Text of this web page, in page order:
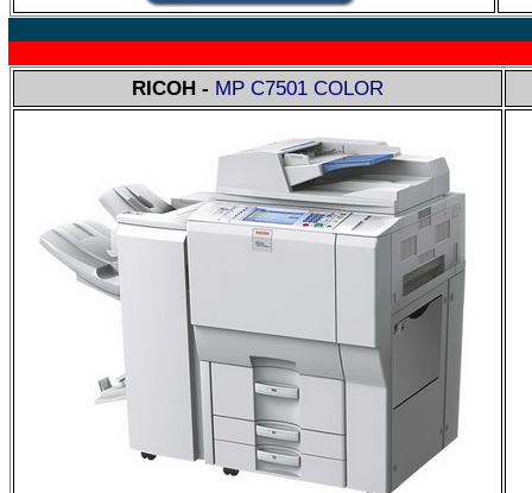
RICOH - MP C7501 COLOR